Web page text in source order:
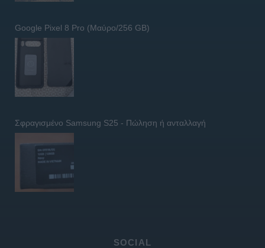
Google Pixel 8 Pro (Μαύρο/256 GB)
Σφραγισμένο Samsung S25 - Πώληση ή ανταλλαγή
SOCIAL